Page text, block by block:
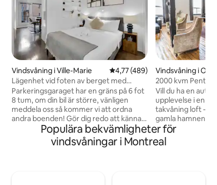
Vindsvåning i Ville-Marie 4,77 av 5 i genomsnittligt
4,77 (489)
Lägenhet vid foten av berget med
parkering
Parkeringsgaraget har en gräns på 6 fot
8 tum, om din bil är större, vänligen
meddela oss så kommer vi att ordna
andra boenden! Gör dig redo att känna
dig som hemma i vårt mysiga och
inbjudande boende. När du går in hittar
du ett fyllt kök eller utforska hundratals
Vindsvåning i Old
2000 kvm
Vill du ha en
upplevelse i en
takvåning loft -
gamla hamnen
historiska gamla
perfekta stället
karaktärssvit i en
Populära bekvämligheter för
vindsvåningar i Montreal